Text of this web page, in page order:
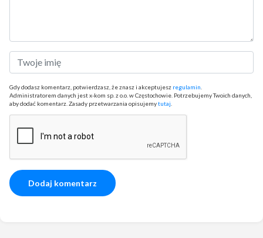
Gdy dodasz komentarz, potwierdzasz, że znasz i akceptujesz regulamin
Administratorem danych jest x-kom sp. z o.o. w Częstochowie. Potrzebujemy Twoich danych,
aby dodać komentarz. Zasady przetwarzania opisujemytutaj